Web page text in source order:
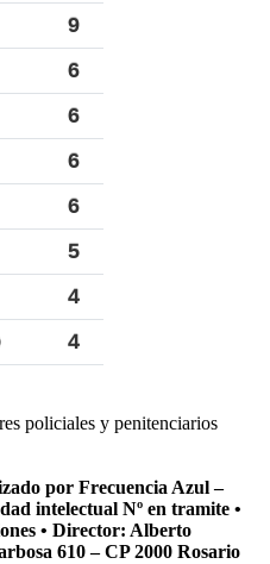
policiales y penitenciarios
por Frecuencia Azul –
intelectual Nº en tramite •
• Director: Alberto
610 – CP 2000 Rosario